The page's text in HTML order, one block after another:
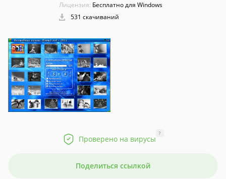
Лицензия: Бесплатно для Windows
531 скачиваний
Проверено на вирусы
?
Поделиться ссылкой